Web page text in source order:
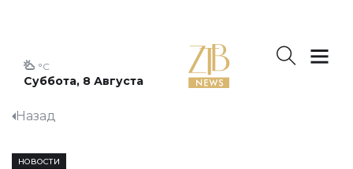
Суббота, 8 Августа
°C
Назад
НОВОСТИ